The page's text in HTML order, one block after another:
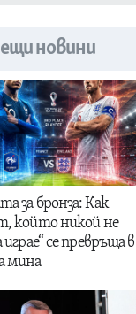
новини
за бронза: Как
който никой не
играе“ се превръща в
мина